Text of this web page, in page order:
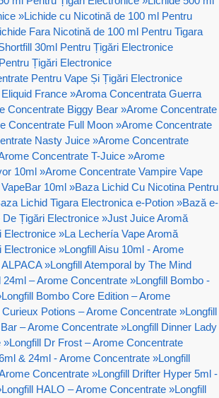
»Lichide cu Nicotină de 100 ml Pentru
Fara Nicotină de 100 ml Pentru Tigara
30ml Pentru Țigări Electronice
Țigări Electronice
Pentru Vape Și Țigări Electronice
France »Aroma Concentrata Guerra
Concentrate Biggy Bear »Arome Concentrate
Concentrate Full Moon »Arome Concentrate
Nasty Juice »Arome Concentrate
Concentrate T-Juice »Arome
10ml »Arome Concentrate Vampire Vape
10ml »Baza Lichid Cu Nicotina Pentru
Lichid Tigara Electronica e-Potion »Bază e-
Țigări Electronice »Just Juice Aromă
Electronice »La Lechería Vape Aromă
Electronice »Longfill Aisu 10ml - Arome
»Longfill Atemporal by The Mind
24ml – Arome Concentrate »Longfill Bombo -
Longfill Bombo Core Edition – Arome
Curieux Potions – Arome Concentrate »Longfill
– Arome Concentrate »Longfill Dinner Lady
»Longfill Dr Frost – Arome Concentrate
& 24ml - Arome Concentrate »Longfill
Concentrate »Longfill Drifter Hyper 5ml -
Longfill HALO – Arome Concentrate »Longfill